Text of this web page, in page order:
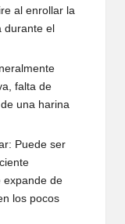
al enrollar la
durante el
falta de
una harina
Puede ser
expande de
los pocos